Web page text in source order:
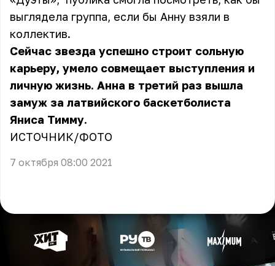
выглядела группа, если бы Анну взяли в
коллектив.
Сейчас звезда успешно строит сольную
карьеру, умело совмещает выступления и
личную жизнь. Анна в третий раз вышла
замуж за латвийского баскетболиста
Яниса Тимму.
ИСТОЧНИК/ФОТО
7 октября 08:00 2021